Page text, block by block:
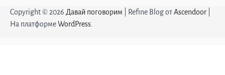
Copyright © 2026 Давай поговорим | Refine Blog отAscendoor
На платформеWordPress.